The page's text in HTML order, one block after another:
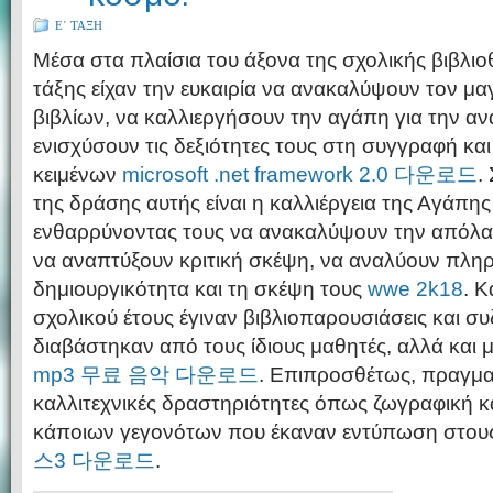
Ε΄ ΤΑΞΗ
Μέσα στα πλαίσια του άξονα της σχολικής
τάξης είχαν την ευκαιρία να ανακαλύψουν τον
βιβλίων, να καλλιεργήσουν την αγάπη για την
ενισχύσουν τις δεξιότητες τους στη συγγραφή
κειμένων microsoft .net framework 2.0 다운로드.
της δράσης αυτής είναι η καλλιέργεια της
ενθαρρύνοντας τους να ανακαλύψουν την
να αναπτύξουν κριτική σκέψη, να αναλύουν
δημιουργικότητα και τη σκέψη τους wwe 2k18.
σχολικού έτους έγιναν βιβλιοπαρουσιάσεις και
διαβάστηκαν από τους ίδιους μαθητές, αλλά και
mp3 무료 음악 다운로드. Επιπροσθέτως,
καλλιτεχνικές δραστηριότητες όπως ζωγραφική
κάποιων γεγονότων που έκαναν εντύπωση
스3 다운로드.